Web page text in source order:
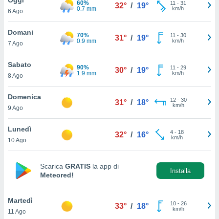
è
al sito
di
ci
di
il
un
la
nella
6 Ago
60%
0.7 mm
32° / 19° 11 - 31
km/h
Domani
7 Ago
70%
0.9 mm
31° / 19° 11 - 30
km/h
Sabato
8 Ago
90%
1.9 mm
30° / 19° 11 - 29
km/h
Domenica
9 Ago
31° / 18° 12- 30
km/h
Lunedì
10 Ago
32° / 16° 4- 18
km/h
Scarica GRATIS la app di
Meteored!
Installa
Martedì
11 Ago
33° / 18° 10- 26
km/h